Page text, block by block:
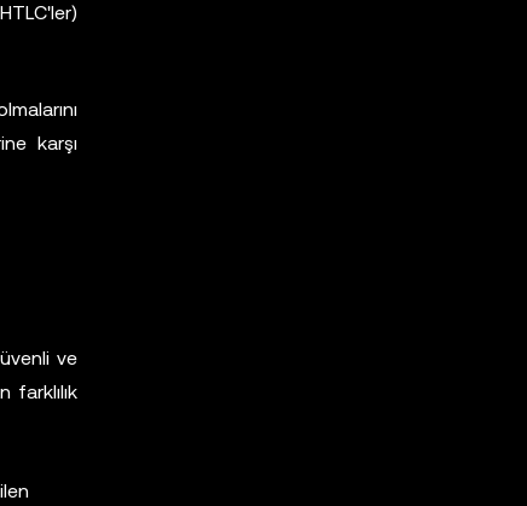
karşı
ve
farklılık